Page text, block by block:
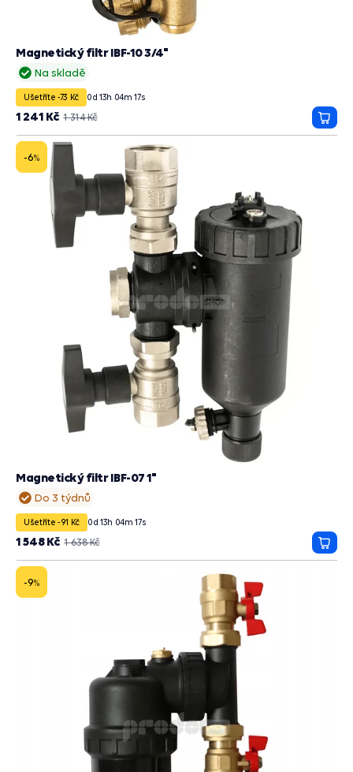
Na skladě
Magnetický filtr IBF-10 3/4"
Ušetříte -73 Kč 0d 13h 04m 15s
1 314 Kč
1 241 Kč
do
-6%
Do 3 týdnů
Magnetický filtr IBF-07 1"
Ušetříte -91 Kč 0d 13h 04m 15s
1 638 Kč
1 548 Kč
do
-9%